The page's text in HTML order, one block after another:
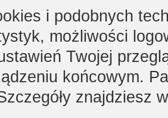
i podobnych
możliwości
Twojej
końcowym.
znajdziesz